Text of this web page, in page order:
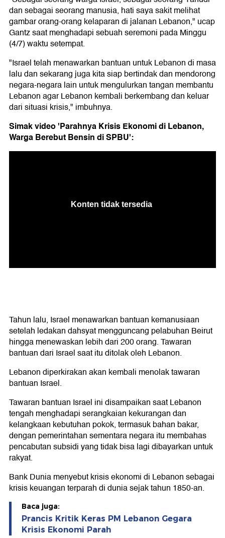
dan sebagai seorang manusia, hati saya sakit melihat
gambar orang-orang kelaparan di jalanan Lebanon," ucap
Gantz saat menghadapi sebuah seremoni pada Minggu
(4/7) waktu setempat.
"Israel telah menawarkan bantuan untuk Lebanon di masa
lalu dan sekarang juga kita siap bertindak dan mendorong
negara-negara lain untuk mengulurkan tangan membantu
Lebanon agar Lebanon kembali berkembang dan keluar
dari situasi krisis," imbuhnya.
Simak video 'Parahnya Krisis Ekonomi di Lebanon,
Warga Berebut Bensin di SPBU':
Tahun lalu, Israel menawarkan bantuan kemanusiaan
setelah ledakan dahsyat mengguncang pelabuhan Beirut
hingga menewaskan lebih dari 200 orang. Tawaran
bantuan dari Israel saat itu ditolak oleh Lebanon.
Lebanon diperkirakan akan kembali menolak tawaran
bantuan Israel.
Tawaran bantuan Israel ini disampaikan saat Lebanon
tengah menghadapi serangkaian kekurangan dan
kelangkaan kebutuhan pokok, termasuk bahan bakar,
dengan pemerintahan sementara negara itu membahas
pencabutan subsidi yang tidak bisa lagi dibayarkan untuk
rakyat.
Bank Dunia menyebut krisis ekonomi di Lebanon sebagai
krisis keuangan terparah di dunia sejak tahun 1850-an.
Baca juga:
Prancis Kritik Keras PM Lebanon Gegara
Krisis Ekonomi Parah